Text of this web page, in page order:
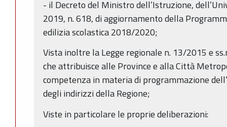
- il Decreto del Ministro dell’Istruzione,
2019, n. 618, di aggiornamento della
edilizia scolastica 2018/2020;
Vista inoltre la Legge regionale n. 13/2015 e
che attribuisce alle Province e alla Città
competenza in materia di programmazione
degli indirizzi della Regione;
Viste in particolare le proprie deliberazioni: